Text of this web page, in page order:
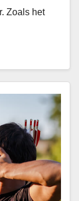
Zoals het